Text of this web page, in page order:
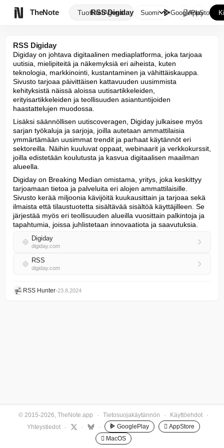
TheNote TuotteetAgentit
RSS Digiday Suomi GooglePlay
AppStore
RSS Digiday
Digiday on johtava digitaalinen mediaplatforma, joka tarjoaa
uutisia, mielipiteitä ja näkemyksiä eri aiheista, kuten
teknologia, markkinointi, kustantaminen ja vähittäiskauppa.
Sivusto tarjoaa päivittäisen kattavuuden uusimmista
kehityksistä näissä aloissa uutisartikkeleiden,
erityisartikkeleiden ja teollisuuden asiantuntijoiden
haastattelujen muodossa.
Lisäksi säännöllisen uutiscoveragen, Digiday julkaisee myös
sarjan työkaluja ja sarjoja, joilla autetaan ammattilaisia
ymmärtämään uusimmat trendit ja parhaat käytännöt eri
sektoreilla. Näihin kuuluvat oppaat, webinaarit ja verkkokurssit,
joilla edistetään koulutusta ja kasvua digitaalisen maailman
alueella.
Digiday on Breaking Median omistama, yritys, joka keskittyy
tarjoamaan tietoa ja palveluita eri alojen ammattilaisille.
Sivusto kerää miljoonia kävijöitä kuukausittain ja tarjoaa sekä
ilmaista että tilaustuotetta sisältävää sisältöä käyttäjilleen. Se
järjestää myös eri teollisuuden alueilla vuosittain palkintoja ja
tapahtumia, joissa juhlistetaan innovaatiota ja saavutuksia.
Digiday
digiday.com
RSS
digiday.com
RSS Hunter•23.8.2024
© 2015-2026, TheNote.app · Tietosuojakäytännön · Käyttöehdot
·
Yhteystiedot
· · · GooglePlay
 AppStore
 MacOS